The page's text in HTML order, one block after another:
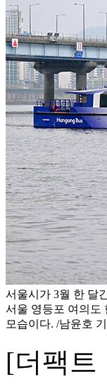
서울시가 3월 한 달
서울 영등포 여의도
모습이다. /남윤호
[더팩트